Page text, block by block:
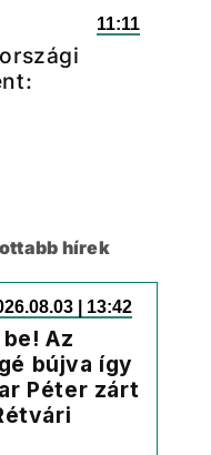
11:11
hírek
| 13:42
Az
bújva így
Péter zárt